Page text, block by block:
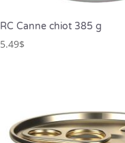
RC Canne chiot 385 g
5.49$